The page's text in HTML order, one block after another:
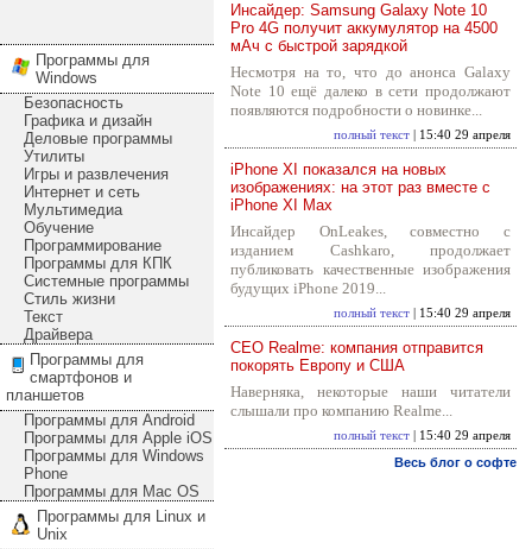
Программы для
Windows
Безопасность
Графика и дизайн
Деловые программы
Утилиты
Игры и развлечения
Интернет и сеть
Мультимедиа
Обучение
Программирование
Программы для КПК
Системные программы
Стиль жизни
Текст
Драйвера
Программы для
смартфонов и
планшетов
Программы для Android
Программы для Apple iOS
Программы для Windows
Phone
Программы для Mac OS
Программы для Linux и
Unix
Инсайдер: Samsung Galaxy Note 10
Pro 4G получит аккумулятор на 4500
мАч с быстрой зарядкой
Несмотря на то, что до анонса Galaxy
Note 10 ещё далеко в сети продолжают
появляются подробности о новинке...
полный текст | 15:40 29 апреля
iPhone XI показался на новых
изображениях: на этот раз вместе с
iPhone XI Max
Инсайдер OnLeakes, совместно с
изданием Cashkaro, продолжает
публиковать качественные изображения
будущих iPhone 2019...
полный текст | 15:40 29 апреля
CEO Realme: компания отправится
покорять Европу и США
Наверняка, некоторые наши читатели
слышали про компанию Realme...
полный текст | 15:40 29 апреля
Весь блог о софте